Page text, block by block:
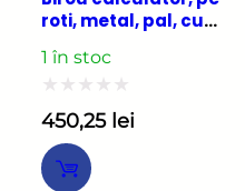
roti, metal, pal, cu
max 30 kg,
60x48x73 cm
1 în stoc
Evaluat
la
0
450,25 lei